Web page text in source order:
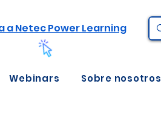
a Netec Power Learning
Webinars Sobre nosotros